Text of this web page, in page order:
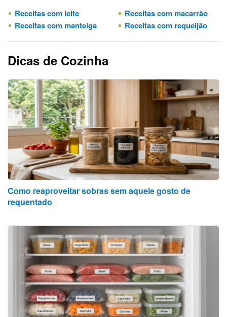
Receitas com leite
Receitas com macarrão
Receitas com manteiga
Receitas com requeijão
Dicas de Cozinha
Como reaproveitar sobras sem aquele gosto de
requentado